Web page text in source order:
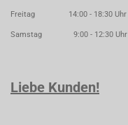
Freitag 14:00 - 18:30 Uhr
Samstag 9:00 - 12:30 Uhr
Liebe Kunden!